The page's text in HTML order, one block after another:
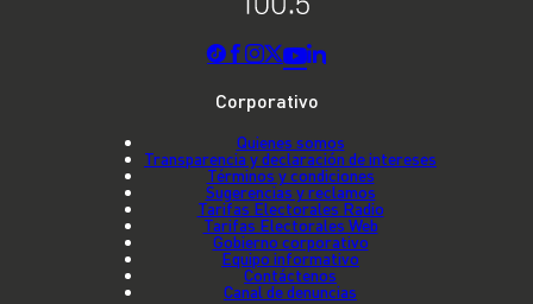
Corporativo
Quienes somos
Transparencia y declaración de intereses
Términos y condiciones
Sugerencias y reclamos
Tarifas Electorales Radio
Tarifas Electorales Web
Gobierno corporativo
Equipo informativo
Contáctenos
Canal de denuncias